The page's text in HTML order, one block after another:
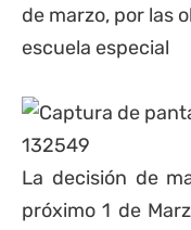
La decisión de
próximo 1 de